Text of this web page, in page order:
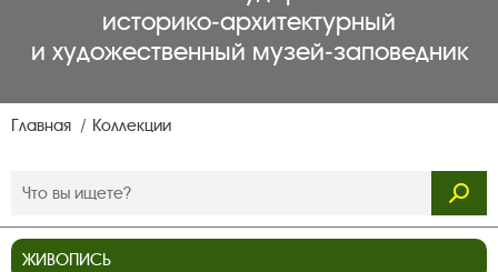
историко‑архитектурный
и художественный музей‑заповедник
Главная Коллекции
ЖИВОПИСЬ